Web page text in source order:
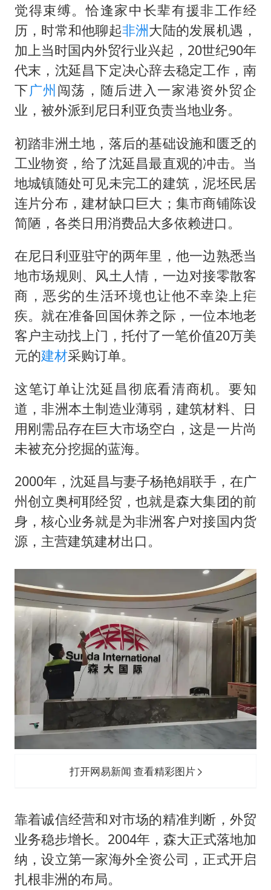
觉得束缚。恰逢家中长辈有援非工作经
历，时常和他聊起非洲大陆的发展机遇，
加上当时国内外贸行业兴起，20世纪90年
代末，沈延昌下定决心辞去稳定工作，南
下广州闯荡，随后进入一家港资外贸企
业，被外派到尼日利亚负责当地业务。
初踏非洲土地，落后的基础设施和匮乏的
工业物资，给了沈延昌最直观的冲击。当
地城镇随处可见未完工的建筑，泥坯民居
连片分布，建材缺口巨大；集市商铺陈设
简陋，各类日用消费品大多依赖进口。
在尼日利亚驻守的两年里，他一边熟悉当
地市场规则、风土人情，一边对接零散客
商，恶劣的生活环境也让他不幸染上疟
疾。就在准备回国休养之际，一位本地老
客户主动找上门，托付了一笔价值20万美
元的建材采购订单。
这笔订单让沈延昌彻底看清商机。要知
道，非洲本土制造业薄弱，建筑材料、日
用刚需品存在巨大市场空白，这是一片尚
未被充分挖掘的蓝海。
2000年，沈延昌与妻子杨艳娟联手，在广
州创立奥柯耶经贸，也就是森大集团的前
身，核心业务就是为非洲客户对接国内货
源，主营建筑建材出口。
打开网易新闻 查看精彩图片
靠着诚信经营和对市场的精准判断，外贸
业务稳步增长。2004年，森大正式落地加
纳，设立第一家海外全资公司，正式开启
扎根非洲的布局。